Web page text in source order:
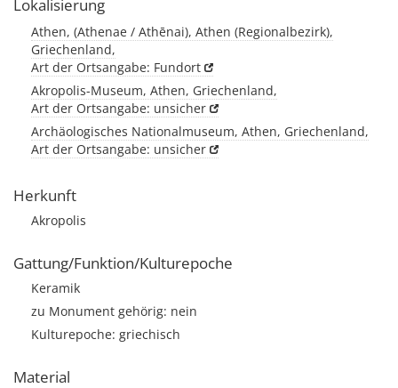
Lokalisierung
Athen, (Athenae / Athēnai), Athen (Regionalbezirk),
Griechenland,
Art der Ortsangabe: Fundort
Akropolis-Museum, Athen, Griechenland,
Art der Ortsangabe: unsicher
Archäologisches Nationalmuseum, Athen, Griechenland,
Art der Ortsangabe: unsicher
Herkunft
Akropolis
Gattung/Funktion/Kulturepoche
Keramik
zu Monument gehörig: nein
Kulturepoche: griechisch
Material